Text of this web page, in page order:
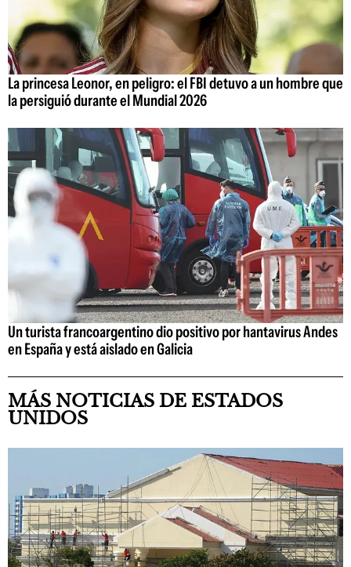
La princesa Leonor, en peligro: el FBI detuvo a un hombre que
la persiguió durante el Mundial 2026
Un turista francoargentino dio positivo por hantavirus Andes
en España y está aislado en Galicia
MÁS NOTICIAS DE ESTADOS
UNIDOS